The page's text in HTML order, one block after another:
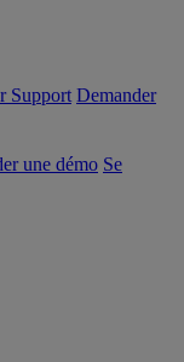
Support Demander
une démo Se